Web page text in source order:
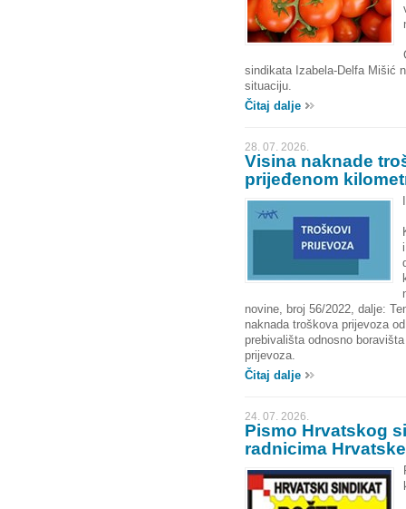
sindikata Izabela-Delfa Mišić
situaciju.
Čitaj dalje
28. 07. 2026.
Visina naknade
prijeđenom
novine, broj 56/2022, dalje:
naknada troškova prijevoza
prebivališta odnosno
prijevoza.
Čitaj dalje
24. 07. 2026.
Pismo Hrvatskog
radnicima